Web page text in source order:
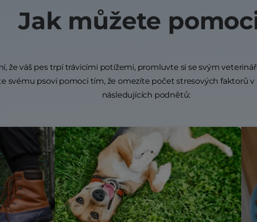
Jak můžete
že váš pes trpí trávicími potížemi, promluvte si se svým
svému psovi pomoci tím, že omezíte počet stresových faktorů
následujících podnětů: